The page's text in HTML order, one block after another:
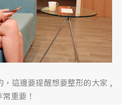
這邊要提醒想要整形的大家 ,
重要！